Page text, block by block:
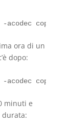
ora di un
dopo:
minuti e
durata: